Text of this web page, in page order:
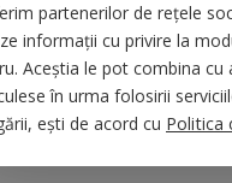
partenerilor de rețele
informații cu privire la
Aceștia le pot combina
în urma folosirii
ești de acord cu Politica